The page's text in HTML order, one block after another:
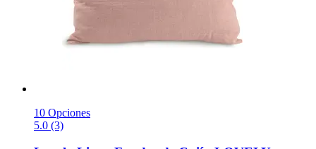
10 Opciones
5.0 (3)